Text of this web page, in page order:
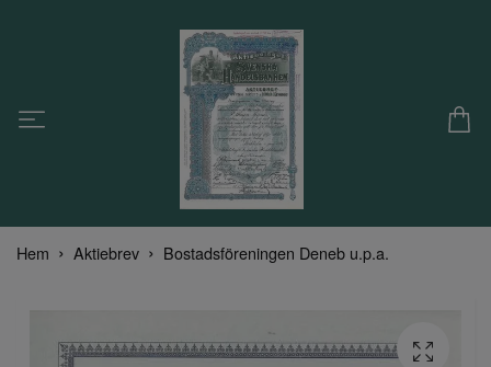
Hem Aktiebrev Bostadsföreningen Deneb u.p.a.